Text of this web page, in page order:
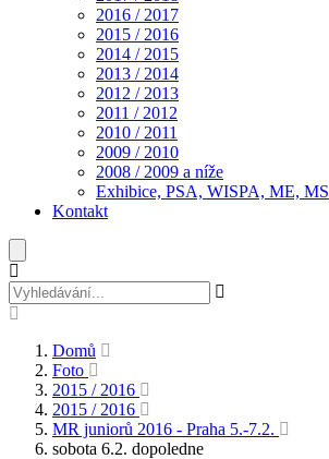
2016 / 2017
2015 / 2016
2014 / 2015
2013 / 2014
2012 / 2013
2011 / 2012
2010 / 2011
2009 / 2010
2008 / 2009 a níže
Exhibice, PSA, WISPA, ME, MS
Kontakt
Domů
Foto
2015 / 2016
2015 / 2016
MR juniorů 2016 - Praha 5.-7.2.
sobota 6.2. dopoledne